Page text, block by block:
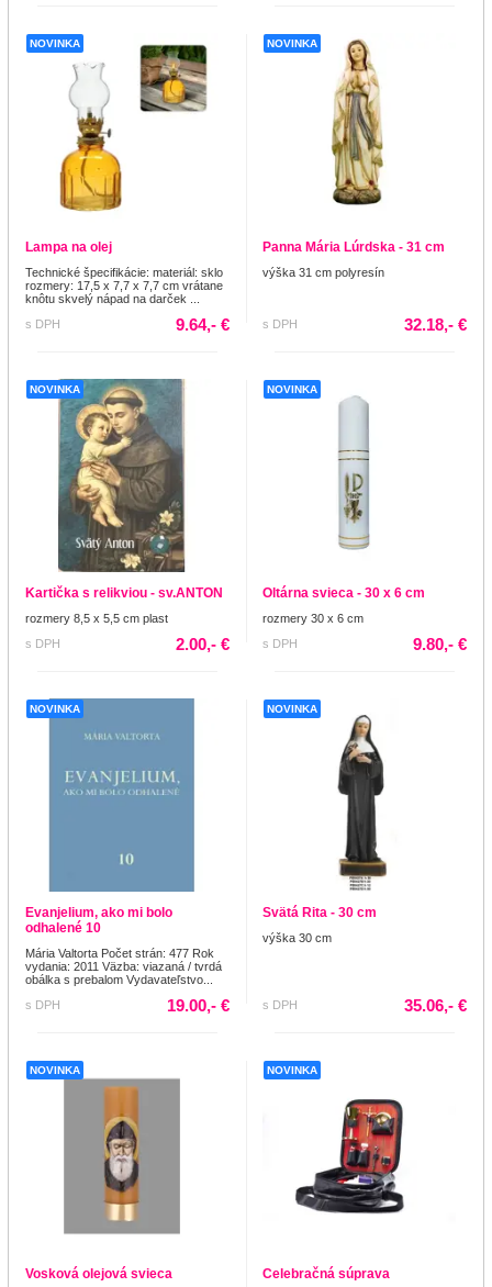
NOVINKA
Lampa na olej
Technické špecifikácie: materiál: sklo
rozmery: 17,5 x 7,7 x 7,7 cm vrátane
knôtu skvelý nápad na darček ...
s DPH
9.64,- €
NOVINKA
Panna Mária Lúrdska - 31 cm
výška 31 cm polyresín
s DPH 32.18,- €
NOVINKA
Kartička s relikviou - sv.ANTON
rozmery 8,5 x 5,5 cm plast
s DPH
2.00,- €
NOVINKA
Oltárna svieca - 30 x 6 cm
rozmery 30 x 6 cm
s DPH
9.80,- €
NOVINKA
Evanjelium, ako mi bolo
odhalené 10
Mária Valtorta Počet strán: 477 Rok
vydania: 2011 Väzba: viazaná / tvrdá
obálka s prebalom Vydavateľstvo...
s DPH
19.00,- €
NOVINKA
Svätá Rita - 30 cm
výška 30 cm
s DPH 35.06,- €
NOVINKA
Vosková olejová svieca
NOVINKA
Celebračná súprava